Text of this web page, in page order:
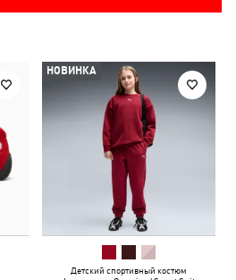
НОВИНКА
Детский спортивный костюм